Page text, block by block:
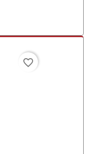
favorite_border